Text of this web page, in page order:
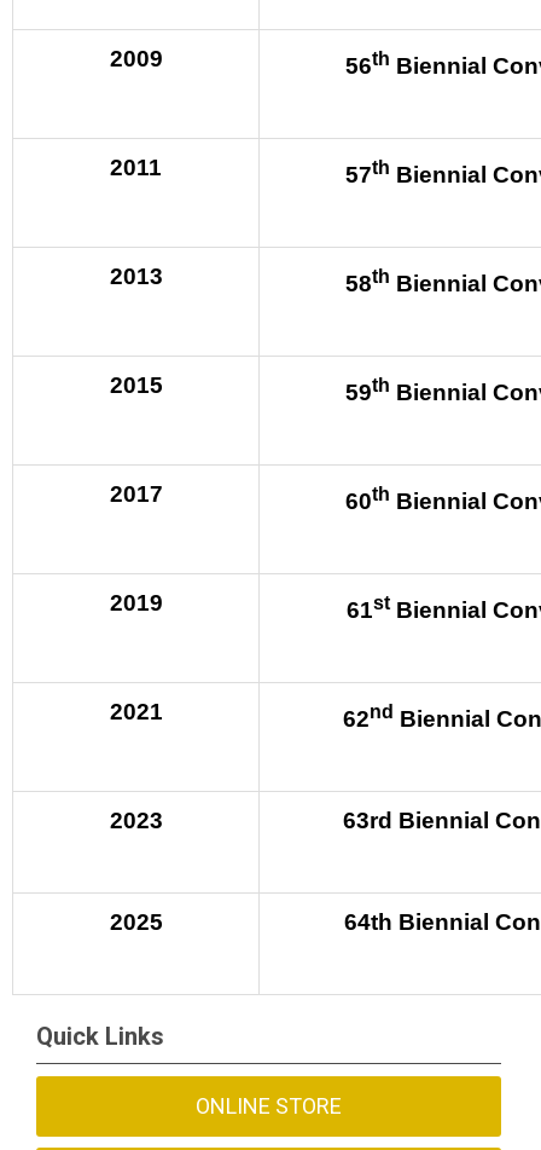
2009 56th Biennial
2011 57th Biennial
2013 58th Biennial
2015 59th Biennial
2017 60th Biennial
2019 61stBiennial
2021 62nd Biennial
2023 63rd Biennial
2025 64th Biennial
Quick Links
ONLINE STORE